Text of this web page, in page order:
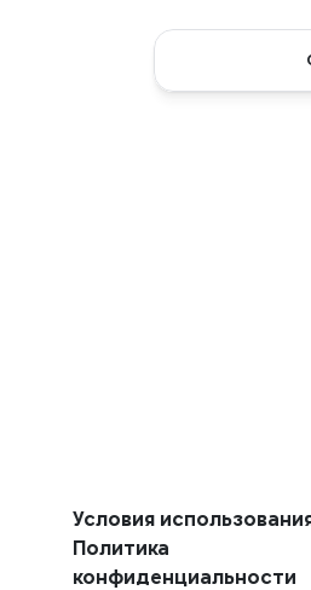
Условия
Политика
конфиденциальности